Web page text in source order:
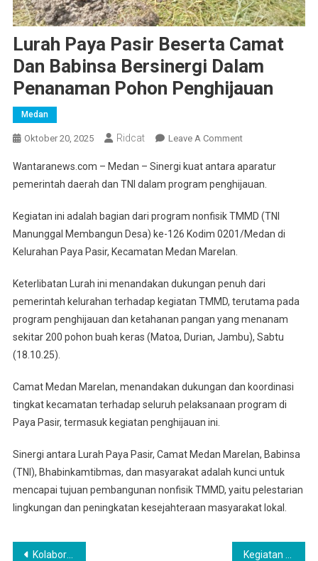
Lurah Paya Pasir Beserta Camat
Dan Babinsa Bersinergi Dalam
Penanaman Pohon Penghijauan
Medan
Oktober 20, 2025 Ridcat Leave A CommentOn
Paya
Pasir
Camat
Dan
Dalam
Penanaman
Pohon
Penghijauan
Wantaranews.com – Medan – Sinergi kuat antara aparatur
pemerintah daerah dan TNI dalam program penghijauan.
Kegiatan ini adalah bagian dari program nonfisik TMMD (TNI
Manunggal Membangun Desa) ke-126 Kodim 0201/Medan di
Kelurahan Paya Pasir, Kecamatan Medan Marelan.
Keterlibatan Lurah ini menandakan dukungan penuh dari
pemerintah kelurahan terhadap kegiatan TMMD, terutama pada
program penghijauan dan ketahanan pangan yang menanam
sekitar 200 pohon buah keras (Matoa, Durian, Jambu), Sabtu
(18.10.25).
Camat Medan Marelan, menandakan dukungan dan koordinasi
tingkat kecamatan terhadap seluruh pelaksanaan program di
Paya Pasir, termasuk kegiatan penghijauan ini.
Sinergi antara Lurah Paya Pasir, Camat Medan Marelan, Babinsa
(TNI), Bhabinkamtibmas, dan masyarakat adalah kunci untuk
mencapai tujuan pembangunan nonfisik TMMD, yaitu pelestarian
lingkungan dan peningkatan kesejahteraan masyarakat lokal.
Navigasi
Kolaborasi Polri, TNI Dan Rakyat Dalam Kegiatan Penghijauan Kegiatan TNI Manunggal Membangun Desa (TMMD) ke-126 Kodim 0201/Medan Yang Terfokus Pada Program Penghijauan